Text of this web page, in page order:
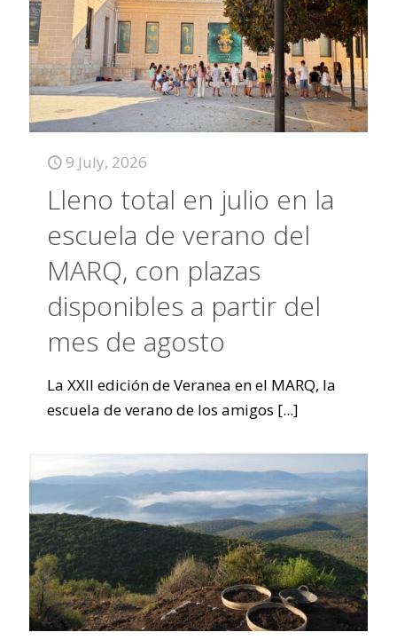
9 July, 2026
Lleno total en julio en la
escuela de verano del
MARQ, con plazas
disponibles a partir del
mes de agosto
La XXII edición de Veranea en el MARQ, la
escuela de verano de los amigos [...]